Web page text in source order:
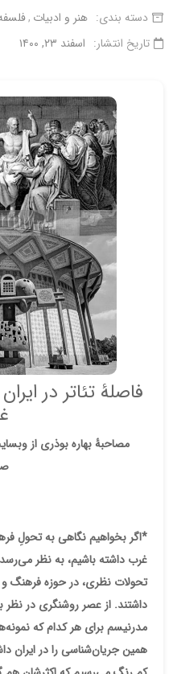
دسته بندی: هنر و ادبیات
تاریخ انتشار: اسفند ۲۳, ۱۴۰۰
فاصلۀ تئاتر در
مصاحبۀ بهاره بوذری از
*اگر بخواهیم نگاهی به تحولِ
غرب داشته باشیم، به نظر
تحولات نظری، در حوزه فرهنگ
داشتند. از عصر روشنگری در
مدرنیسم برای هر کدام که
همین جریان‌شناسی را در ایران